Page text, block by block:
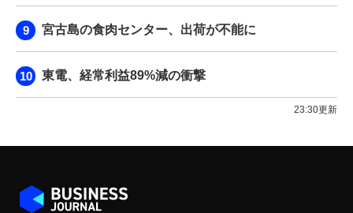
宮古島の食肉センター、出荷が不能に
東電、経常利益89%減の衝撃
23:30更新